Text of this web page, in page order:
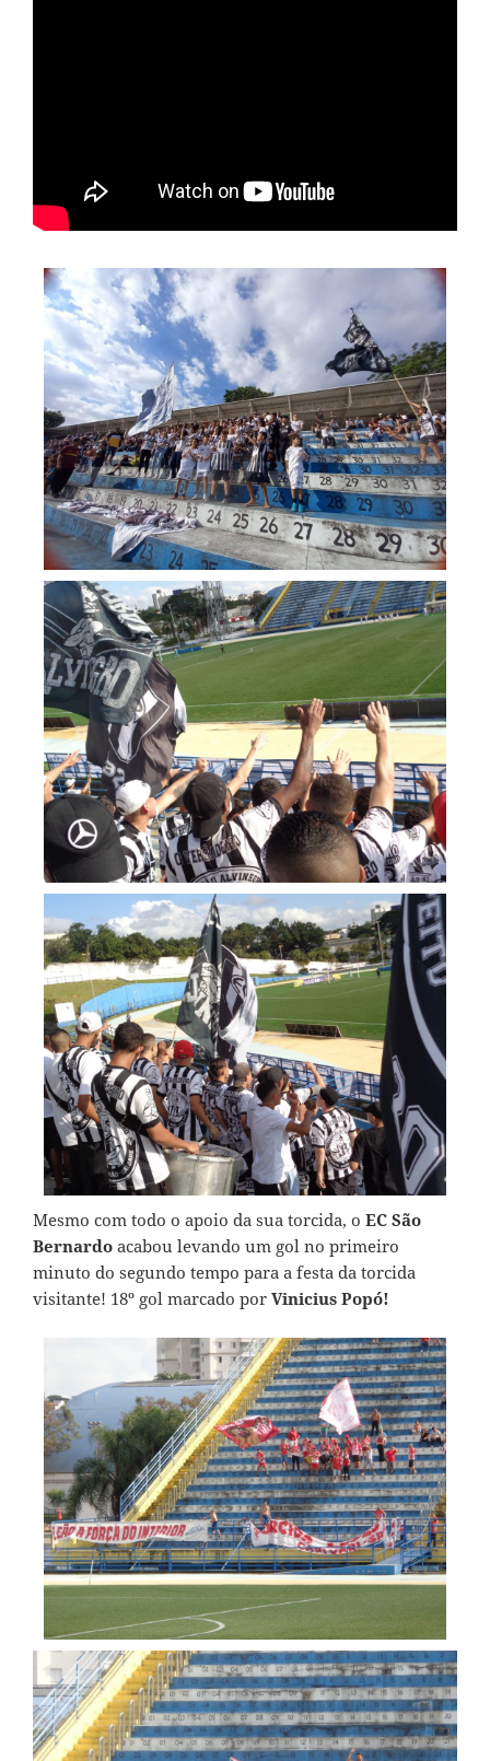
Mesmo com todo o apoio da sua torcida, o EC São
Bernardo acabou levando um gol no primeiro
minuto do segundo tempo para a festa da torcida
visitante! 18º gol marcado por Vinicius Popó!